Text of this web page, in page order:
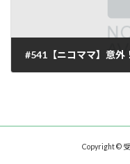
#541【ニコママ】意
Copyright ©